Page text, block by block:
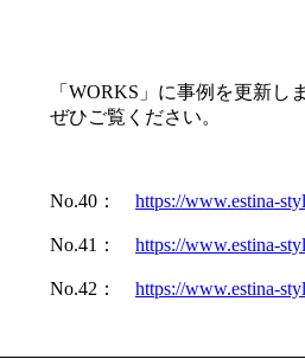
「WORKS」に事例を更新し
ぜひご覧ください。
No.40： https://www.estina-
No.41： https://www.estina-
No.42： https://www.estina-